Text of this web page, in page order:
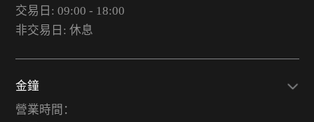
交易日: 09:00 - 18:00
非交易日: 休息
金鐘
營業時間：